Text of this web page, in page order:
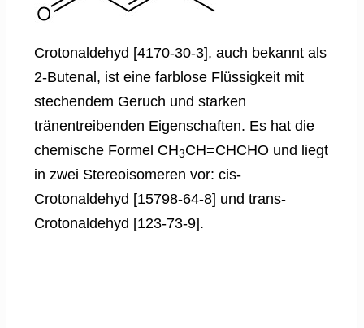
Crotonaldehyd [4170-30-3], auch bekannt als
2-Butenal, ist eine farblose Flüssigkeit mit
stechendem Geruch und starken
tränentreibenden Eigenschaften. Es hat die
chemische Formel CH3CH=CHCHO und liegt
in zwei Stereoisomeren vor: cis-
Crotonaldehyd [15798-64-8] und trans-
Crotonaldehyd [123-73-9].